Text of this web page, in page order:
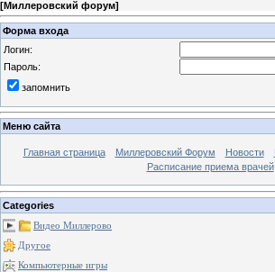
[Миллеровский форум]
Форма входа
Логин:
Пароль:
запомнить
Меню сайта
Главная страница Миллеровский Форум Новости
Расписание приема врачей
Categories
Видео Миллерово
Другое
Компьютерные игры